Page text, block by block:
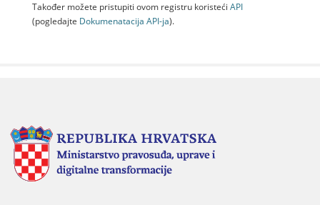
Također možete pristupiti ovom registru koristeći API
(pogledajte Dokumenаtаcijа API-jа).